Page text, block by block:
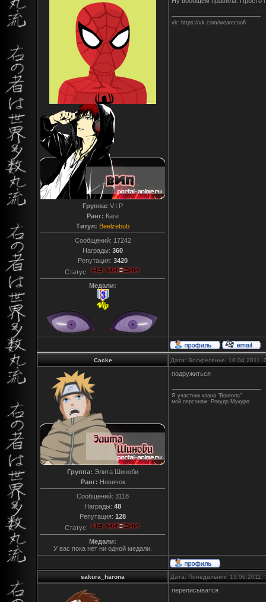
Группа: V.I.P
Ранг: Каге
Титул: Beelzebub
Сообщений: 17242
Награды: 360
Репутация: 3420
Статус:
Медали:
vk: https://vk.com/wearecno6
Cacke Дата: Воскресенье,
Группа: Элита Шиноби
Ранг: Новичок
Сообщений: 3118
Награды: 48
Репутация: 128
Статус:
Медали:
У вас пока нет ни одной медали.
подружиться
Я участник клана "Вонгола"
мой персонаж: Рокудо Мукуро
sakura_harona Дата: Понедельник,
переписыватся